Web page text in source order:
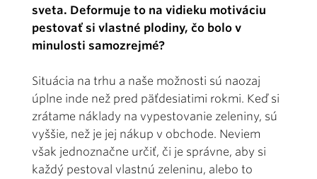
sveta. Deformuje to na vidieku motiváciu
pestovať si vlastné plodiny, čo bolo v
minulosti samozrejmé?
Situácia na trhu a naše možnosti sú naozaj
úplne inde než pred päťdesiatimi rokmi. Keď si
zrátame náklady na vypestovanie zeleniny, sú
vyššie, než je jej nákup v obchode. Neviem
však jednoznačne určiť, či je správne, aby si
každý pestoval vlastnú zeleninu, alebo to